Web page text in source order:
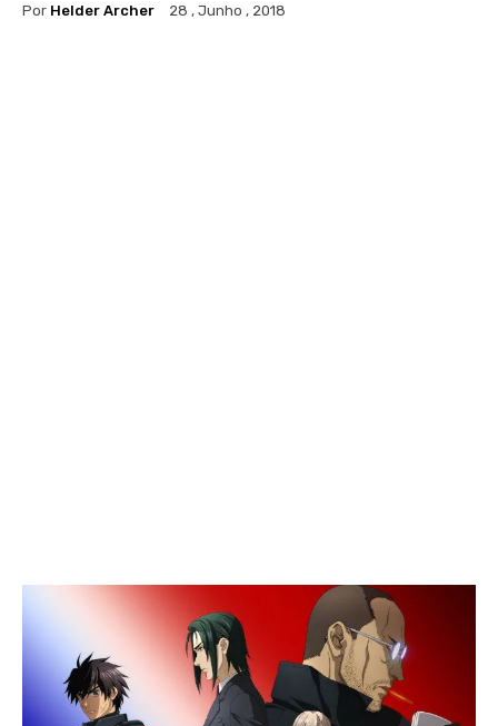
Por Helder Archer 28 , Junho , 2018